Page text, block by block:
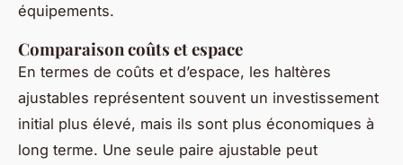
équipements.
Comparaison coûts et espace
En termes de coûts et d’espace, les haltères
ajustables représentent souvent un investissement
initial plus élevé, mais ils sont plus économiques à
long terme. Une seule paire ajustable peut